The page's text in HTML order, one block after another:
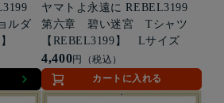
ルダ
ヤマトよ永遠に REBEL3199
第六章 碧い迷宮 Tシャツ
【REBEL3199】 Lサイズ
4,400円（税込）
カートに入れる